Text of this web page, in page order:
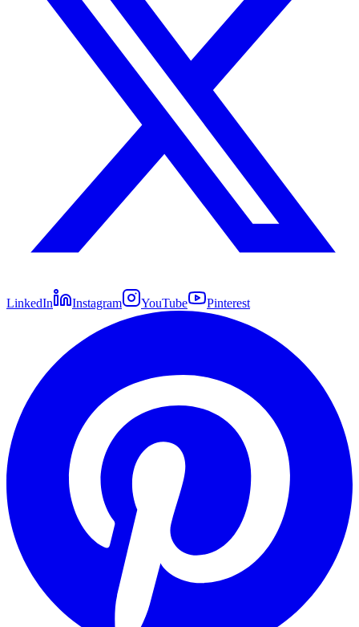
LinkedIn Instagram YouTube Pinterest